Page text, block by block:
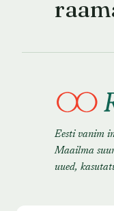
Eesti vanim
Maailma
uued,